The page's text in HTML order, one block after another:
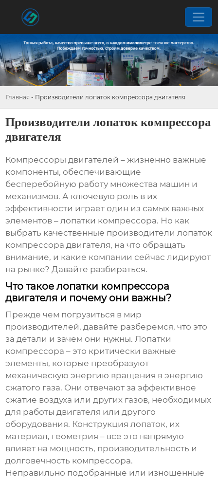
Главная - Производители лопаток компрессора двигателя
Производители лопаток компрессора
двигателя
Компрессоры двигателей – жизненно важные
компоненты, обеспечивающие
бесперебойную работу множества машин и
механизмов. А ключевую роль в их
эффективности играет один из самых важных
элементов – лопатки компрессора. Но как
выбрать качественные производители лопаток
компрессора двигателя, на что обращать
внимание, и какие компании сейчас лидируют
на рынке? Давайте разбираться.
Что такое лопатки компрессора
двигателя и почему они важны?
Прежде чем погрузиться в мир
производителей, давайте разберемся, что это
за детали и зачем они нужны. Лопатки
компрессора – это критически важные
элементы, которые преобразуют
механическую энергию вращения в энергию
сжатого газа. Они отвечают за эффективное
сжатие воздуха или других газов, необходимых
для работы двигателя или другого
оборудования. Конструкция лопаток, их
материал, геометрия – все это напрямую
влияет на мощность, производительность и
долговечность компрессора.
Неправильно подобранные или изношенные